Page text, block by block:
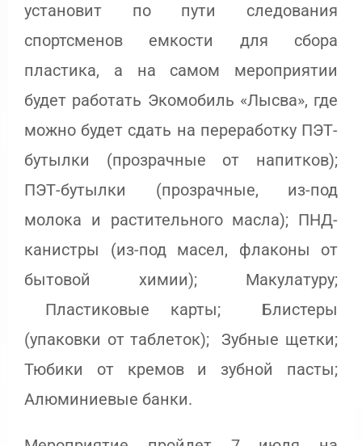
установит по пути следования
спортсменов емкости для сбора
пластика, а на самом мероприятии
будет работать Экомобиль «Лысва», где
можно будет сдать на переработку ПЭТ-
бутылки (прозрачные от напитков);
ПЭТ-бутылки (прозрачные, из-под
молока и растительного масла); ПНД-
канистры (из-под масел, флаконы от
бытовой химии); Макулатуру;
Пластиковые карты; Блистеры
(упаковки от таблеток); Зубные щетки;
Тюбики от кремов и зубной пасты;
Алюминиевые банки.